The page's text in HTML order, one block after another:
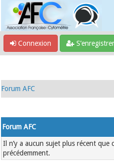
Connexion S’enregistrer
Forum AFC
Forum AFC
Il n’y a aucun sujet plus récent que
précédemment.